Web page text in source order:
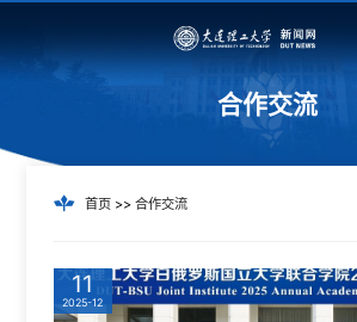
合作交流
首页>> 合作交流
11
2025-12